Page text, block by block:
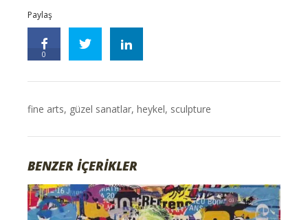
Paylaş
0
fine arts, güzel sanatlar,heykel, sculpture
BENZER İÇERİKLER